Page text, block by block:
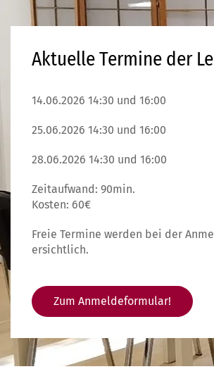
Aktuelle Termine der
14.06.2026 14:30 und 16:00
25.06.2026 14:30 und 16:00
28.06.2026 14:30 und 16:00
Zeitaufwand: 90min.
Kosten: 60€
Freie Termine werden bei der
ersichtlich.
Zum Anmeldeformular!